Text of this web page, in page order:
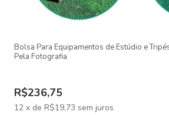
Proteção de borracha no fundo – evita
de proporcionar estabilidade ao apoiar a
Alça de ombro – prática para transportar
Bolsa Para Equipamentos de Estúdio e
Pela Fotografia
R$236,75
12 x de R$19,73 sem juros